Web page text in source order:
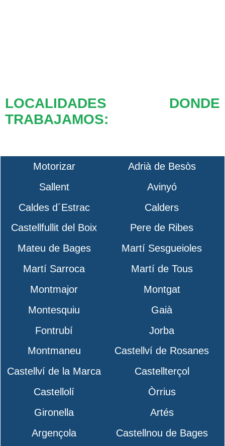
LOCALIDADES DONDE
TRABAJAMOS:
Motorizar
Adrià de Besòs
Sallent
Avinyó
Caldes d´Estrac
Calders
Castellfullit del Boix
Pere de Ribes
Mateu de Bages
Martí Sesgueioles
Martí Sarroca
Martí de Tous
Montmajor
Montgat
Montesquiu
Gaià
Fontrubí
Jorba
Montmaneu
Castellví de Rosanes
Castellví de la Marca
Castellterçol
Castellolí
Òrrius
Gironella
Artés
Argençola
Castellnou de Bages